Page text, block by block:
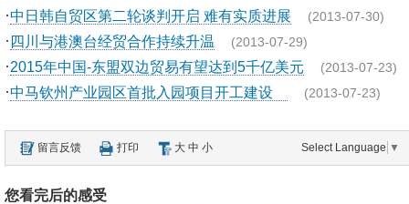
·中日韩自贸区第二轮谈判开启 难有实质进展 (2013-07-30)
· 四川与港澳台经贸合作持续升温 (2013-07-29)
·2015年中国-东盟双边贸易有望达到5千亿美元 (2013-07-23)
·中马钦州产业园区首批入园项目开工建设 (2013-07-23)
留言反馈 打印 大 中 小 Select Language ▼
您看完后的感受